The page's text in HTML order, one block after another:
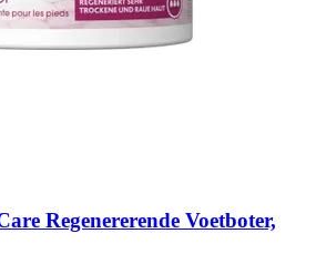
Regenererende Voetboter,